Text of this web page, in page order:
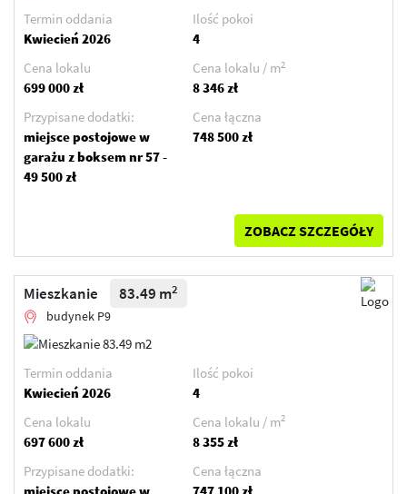
Termin oddania
Kwiecień 2026
Ilość pokoi
4
Cena lokalu
699 000 zł
Cena lokalu / m2
8 346 zł
Przypisane dodatki:
miejsce postojowe w
garażu z boksem nr 57 -
49 500 zł
Cena łączna
748 500 zł
ZOBACZ SZCZEGÓŁY
Mieszkanie 83.49 m2
budynek P9
Termin oddania
Kwiecień 2026
Ilość pokoi
4
Cena lokalu
697 600 zł
Cena lokalu / m2
8 355 zł
Przypisane dodatki:
Cena łączna